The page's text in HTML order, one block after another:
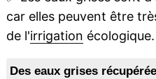
car elles peuvent être
de l'irrigation écologique.
Des eaux grises